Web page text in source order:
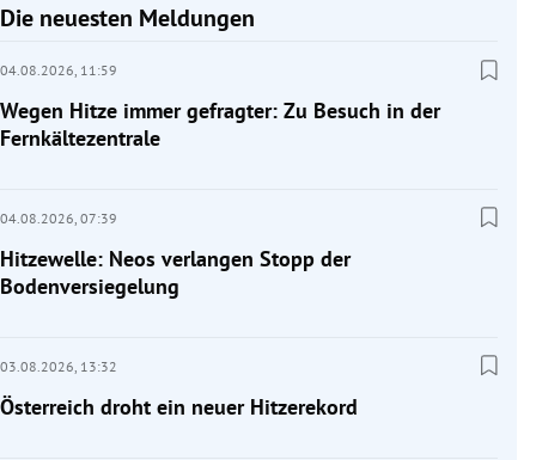
Die neuesten Meldungen
04.08.2026, 11:59
Wegen Hitze immer gefragter: Zu Besuch in der
Fernkältezentrale
04.08.2026, 07:39
Hitzewelle: Neos verlangen Stopp der
Bodenversiegelung
03.08.2026, 13:32
Österreich droht ein neuer Hitzerekord